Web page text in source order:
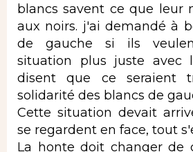
blancs savent ce que leur
aux noirs. j'ai demandé à
de gauche si ils
situation plus juste avec
disent que ce seraient
solidarité des blancs de
Cette situation devait
se regardent en face, tout
La honte doit changer de